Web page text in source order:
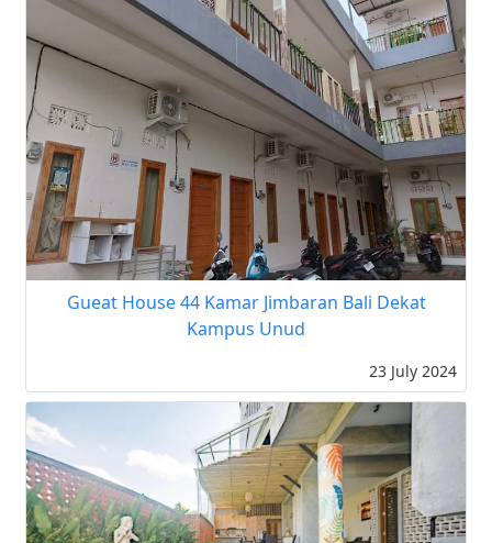
Gueat House 44 Kamar Jimbaran Bali Dekat
Kampus Unud
23 July 2024